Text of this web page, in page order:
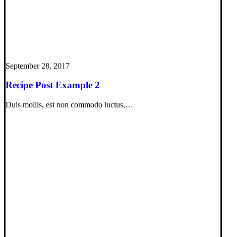
September 28, 2017
Recipe Post Example 2
Duis mollis, est non commodo luctus,…